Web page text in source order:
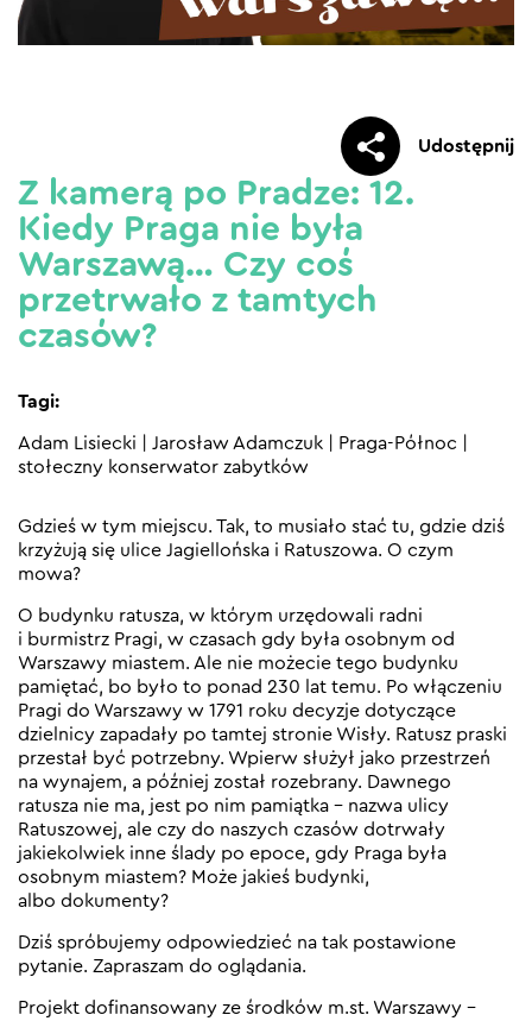
Udostępnij
Z kamerą po Pradze: 12.
Kiedy Praga nie była
Warszawą… Czy coś
przetrwało z tamtych
czasów?
Tagi:
Adam Lisiecki Jarosław Adamczuk Praga-Północ
stołeczny konserwator zabytków
Gdzieś w tym miejscu. Tak, to musiało stać tu, gdzie dziś
krzyżują się ulice Jagiellońska i Ratuszowa. O czym
mowa?
O budynku ratusza, w którym urzędowali radni
i burmistrz Pragi, w czasach gdy była osobnym od
Warszawy miastem. Ale nie możecie tego budynku
pamiętać, bo było to ponad 230 lat temu. Po włączeniu
Pragi do Warszawy w 1791 roku decyzje dotyczące
dzielnicy zapadały po tamtej stronie Wisły. Ratusz praski
przestał być potrzebny. Wpierw służył jako przestrzeń
na wynajem, a później został rozebrany. Dawnego
ratusza nie ma, jest po nim pamiątka – nazwa ulicy
Ratuszowej, ale czy do naszych czasów dotrwały
jakiekolwiek inne ślady po epoce, gdy Praga była
osobnym miastem? Może jakieś budynki,
albo dokumenty?
Dziś spróbujemy odpowiedzieć na tak postawione
pytanie. Zapraszam do oglądania.
Projekt dofinansowany ze środków m.st. Warszawy –